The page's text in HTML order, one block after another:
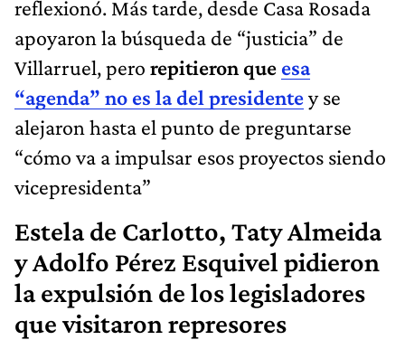
reflexionó. Más tarde, desde Casa Rosada
apoyaron la búsqueda de “justicia” de
Villarruel, pero repitieron que esa
“agenda” no es la del presidentey se
alejaron hasta el punto de preguntarse
“cómo va a impulsar esos proyectos siendo
vicepresidenta”
Estela de Carlotto, Taty Almeida
y Adolfo Pérez Esquivel pidieron
la expulsión de los legisladores
que visitaron represores